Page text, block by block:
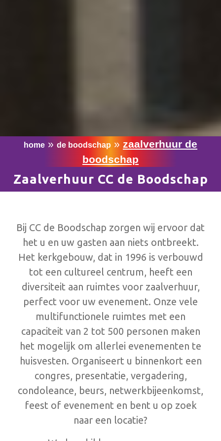
home » de boodschap » zaalverhuur de
boodschap
Zaalverhuur CC de Boodschap
Bij CC de Boodschap zorgen wij ervoor dat
het u en uw gasten aan niets ontbreekt.
Het kerkgebouw, dat in 1996 is verbouwd
tot een cultureel centrum, heeft een
diversiteit aan ruimtes voor zaalverhuur,
perfect voor uw evenement. Onze vele
multifunctionele ruimtes met een
capaciteit van 2 tot 500 personen maken
het mogelijk om allerlei evenementen te
huisvesten. Organiseert u binnenkort een
congres, presentatie, vergadering,
condoleance, beurs, netwerkbijeenkomst,
feest of evenement en bent u op zoek
naar een locatie?